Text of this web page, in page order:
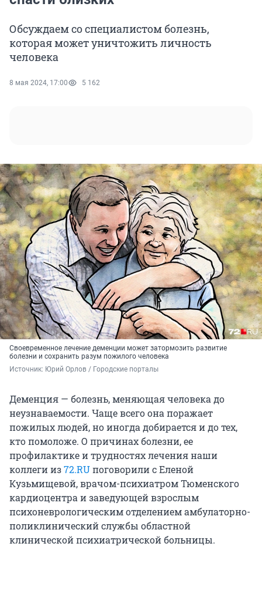
Обсуждаем со специалистом болезнь,
которая может уничтожить личность
человека
8 мая 2024, 17:00 5 162
Своевременное лечение деменции может затормозить развитие
болезни и сохранить разум пожилого человека
Источник: Юрий Орлов / Городские порталы
Деменция — болезнь, меняющая человека до
неузнаваемости. Чаще всего она поражает
пожилых людей, но иногда добирается и до тех,
кто помоложе. О причинах болезни, ее
профилактике и трудностях лечения наши
коллеги из72.RUпоговорили с Еленой
Кузьмищевой, врачом-психиатром Тюменского
кардиоцентра и заведующей взрослым
психоневрологическим отделением амбулаторно-
поликлинический службы областной
клинической психиатрической больницы.